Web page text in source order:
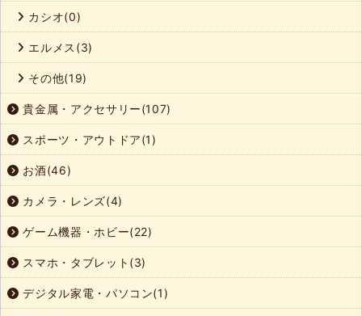
カシオ(0)
エルメス(3)
その他(19)
貴金属・アクセサリー(107)
スポーツ・アウトドア(1)
お酒(46)
カメラ・レンズ(4)
ゲーム機器・ホビー(22)
スマホ・タブレット(3)
デジタル家電・パソコン(1)